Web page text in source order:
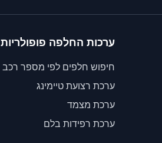
ערכות החלפה פופולריות
חיפוש חלפים לפי מספר רכב
ערכת רצועת טיימינג
ערכת מצמד
ערכת רפידות בלם